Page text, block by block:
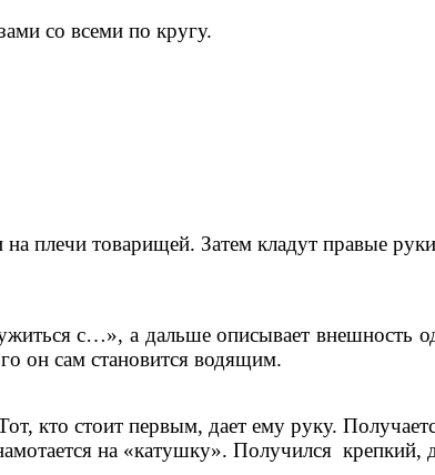
со всеми по кругу.
плечи товарищей. Затем кладут правые
с…», а дальше описывает внешность
он сам становится водящим.
кто стоит первым, дает ему руку.
на «катушку». Получился